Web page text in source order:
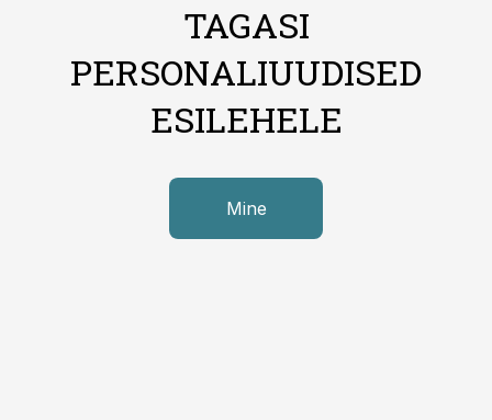
TAGASI
PERSONALIUUDISED
ESILEHELE
Mine